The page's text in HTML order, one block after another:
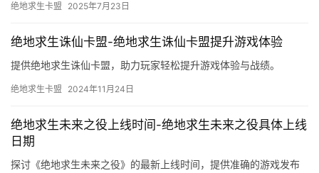
绝地求生卡盟 2025年7月23日
绝地求生诛仙卡盟-绝地求生诛仙卡盟提升游戏体验
提供绝地求生诛仙卡盟，助力玩家轻松提升游戏体验与战绩。
绝地求生卡盟 2024年11月24日
绝地求生未来之役上线时间-绝地求生未来之役具体上线
日期
探讨《绝地求生未来之役》的最新上线时间，提供准确的游戏发布